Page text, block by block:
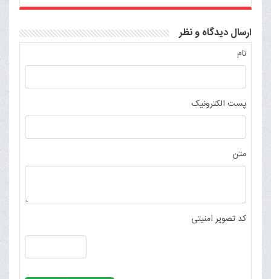
ارسال دیدگاه و نظر
نام
پست الکترونیک
متن
کد تصویر امنیتی